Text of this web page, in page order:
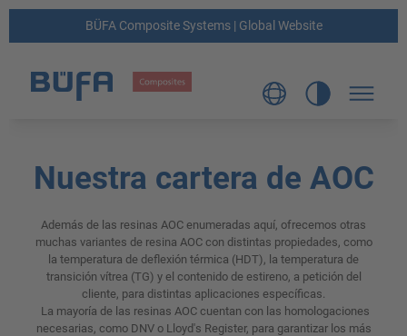
BÜFA Composite Systems | Global Website
Nuestra cartera de AOC
Además de las resinas AOC enumeradas aquí, ofrecemos otras
muchas variantes de resina AOC con distintas propiedades, como
la temperatura de deflexión térmica (HDT), la temperatura de
transición vítrea (TG) y el contenido de estireno, a petición del
cliente, para distintas aplicaciones específicas.
La mayoría de las resinas AOC cuentan con las homologaciones
necesarias, como DNV o Lloyd's Register, para garantizar los más